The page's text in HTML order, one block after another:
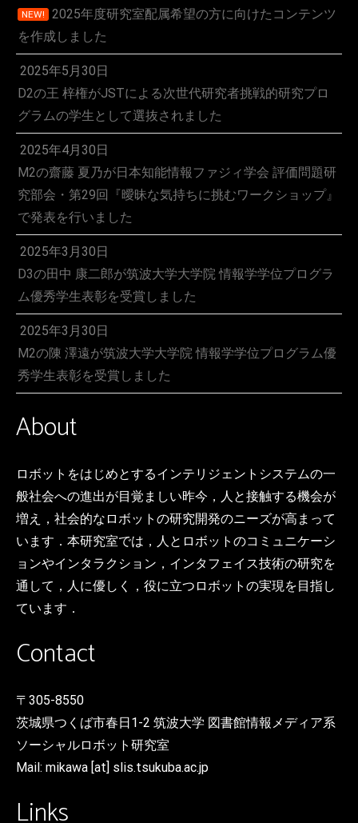
NEW!
2025年度研究室配属希望の方に向けたコンテンツ
を作成しました
2025年5月30日
D2の王 梓権がJSTによる次世代研究者挑戦的研究プロ
グラムの学生として選抜されました
2025年4月30日
M2の齋藤 夏乃が日本知能情報ファジィ学会 評価問題研
究部会・第29回『曖昧な気持ちに挑むワークショップ』
で発表を行いました
2025年3月30日
D3の田中 康二郎が筑波大学大学院 情報学学位プログラ
ム優秀学生表彰を受賞しました
2025年3月30日
M2の陳 澤遠が筑波大学大学院 情報学学位プログラム優
秀学生表彰を受賞しました
About
ロボットをはじめとするインテリジェントシステムの一
般社会への進出が目覚ましい昨今，人と接触する機会が
増え，社会的なロボットの研究開発のニーズが高まって
います．本研究室では，人とロボットのコミュニケーシ
ョンやインタラクション，インタフェイス技術の研究を
通して，人に優しく，役に立つロボットの実現を目指し
ています．
Contact
〒305-8550
茨城県つくば市春日1-2 筑波大学 図書館情報メディア系
ソーシャルロボット研究室
Mail: mikawa [at] slis.tsukuba.ac.jp
Links